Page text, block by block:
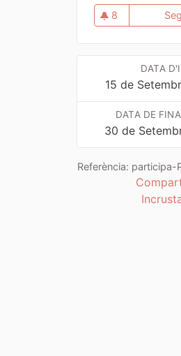
8
8 seguidores
DATA
15 de
DATA DE
30 de
Referència: